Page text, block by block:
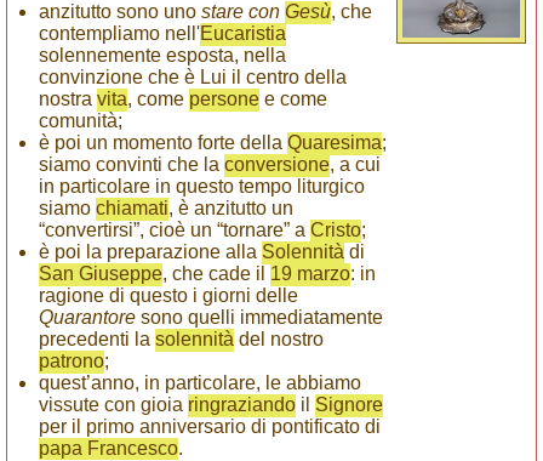
anzitutto sono uno stare con Gesù, che
contempliamo nell'Eucaristia
solennemente esposta, nella
convinzione che è Lui il centro della
nostra vita, come personee come
comunità;
è poi un momento forte della Quaresima;
siamo convinti che la conversione, a cui
in particolare in questo tempo liturgico
siamo chiamati, è anzitutto un
“convertirsi”, cioè un “tornare” a Cristo;
è poi la preparazione alla Solennità di
San Giuseppe, che cade il 19 marzo: in
ragione di questo i giorni delle
Quarantoresono quelli immediatamente
precedenti la solennità del nostro
patrono;
quest’anno, in particolare, le abbiamo
vissute con gioia ringraziandoil Signore
per il primo anniversario di pontificato di
papa Francesco.